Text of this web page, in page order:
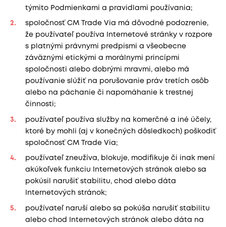
týmito Podmienkami a pravidlami používania;
spoločnosť CM Trade Via má dôvodné podozrenie,
že používateľ používa Internetové stránky v rozpore
s platnými právnymi predpismi a všeobecne
záväznými etickými a morálnymi princípmi
spoločnosti alebo dobrými mravmi, alebo má
používanie slúžiť na porušovanie práv tretích osôb
alebo na páchanie či napomáhanie k trestnej
činnosti;
používateľ používa služby na komerčné a iné účely,
ktoré by mohli (aj v konečných dôsledkoch) poškodiť
spoločnosť CM Trade Via;
používateľ zneužíva, blokuje, modifikuje či inak mení
akúkoľvek funkciu Internetových stránok alebo sa
pokúsil narušiť stabilitu, chod alebo dáta
Internetových stránok;
používateľ naruší alebo sa pokúša narušiť stabilitu
alebo chod Internetových stránok alebo dáta na